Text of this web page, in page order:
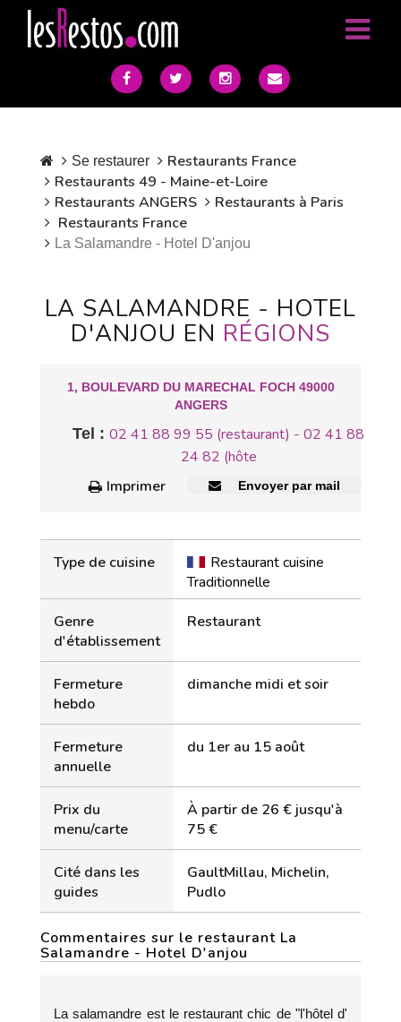
Se restaurer
Restaurants France
Restaurants 49 - Maine-et-Loire
Restaurants ANGERS
Restaurants à Paris
Restaurants France
La Salamandre - Hotel D'anjou
LA SALAMANDRE - HOTEL
D'ANJOU EN RÉGIONS
1, BOULEVARD DU MARECHAL FOCH 49000
ANGERS
Tel : 02 41 88 99 55 (restaurant) - 02 41 88
24 82 (hôte
Imprimer
Envoyer par mail
Type de cuisine
Restaurant cuisine
Traditionnelle
Genre
d'établissement
Restaurant
Fermeture
hebdo
dimanche midi et soir
Fermeture
annuelle
du 1er au 15 août
Prix du
menu/carte
À partir de 26 € jusqu'à
75 €
Cité dans les
guides
GaultMillau, Michelin,
Pudlo
Commentaires sur le restaurant La
Salamandre - Hotel D'anjou
La salamandre est le restaurant chic de "l'hôtel d'